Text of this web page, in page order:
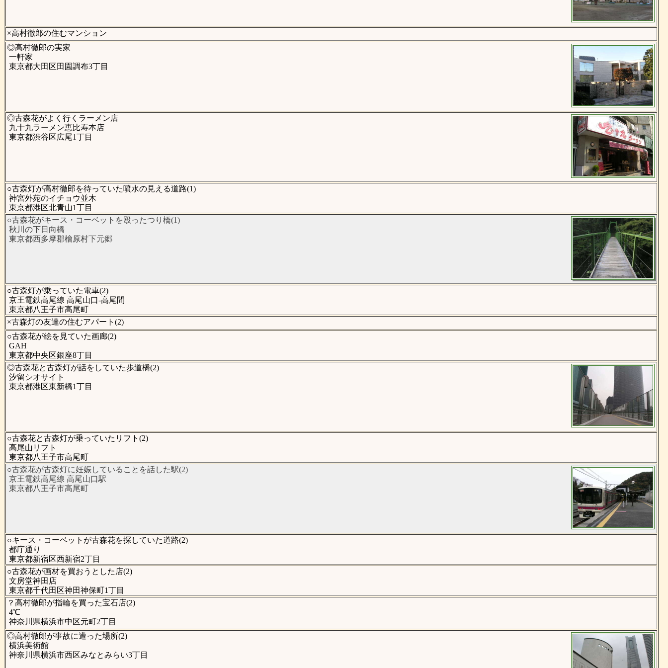
×高村徹郎の住むマンション
◎高村徹郎の実家
一軒家
東京都大田区田園調布3丁目
◎古森花がよく行くラーメン店
九十九ラーメン恵比寿本店
東京都渋谷区広尾1丁目
○古森灯が高村徹郎を待っていた噴水の見える道路(1)
神宮外苑のイチョウ並木
東京都港区北青山1丁目
○古森花がキース・コーベットを殴ったつり橋(1)
秋川の下日向橋
東京都西多摩郡檜原村下元郷
○古森灯が乗っていた電車(2)
京王電鉄高尾線 高尾山口-高尾間
東京都八王子市高尾町
×古森灯の友達の住むアパート(2)
○古森花が絵を見ていた画廊(2)
GAH
東京都中央区銀座8丁目
◎古森花と古森灯が話をしていた歩道橋(2)
汐留シオサイト
東京都港区東新橋1丁目
○古森花と古森灯が乗っていたリフト(2)
高尾山リフト
東京都八王子市高尾町
○古森花が古森灯に妊娠していることを話した駅(2)
京王電鉄高尾線 高尾山口駅
東京都八王子市高尾町
○キース・コーベットが古森花を探していた道路(2)
都庁通り
東京都新宿区西新宿2丁目
○古森花が画材を買おうとした店(2)
文房堂神田店
東京都千代田区神田神保町1丁目
？高村徹郎が指輪を買った宝石店(2)
4℃
神奈川県横浜市中区元町2丁目
◎高村徹郎が事故に遭った場所(2)
横浜美術館
神奈川県横浜市西区みなとみらい3丁目